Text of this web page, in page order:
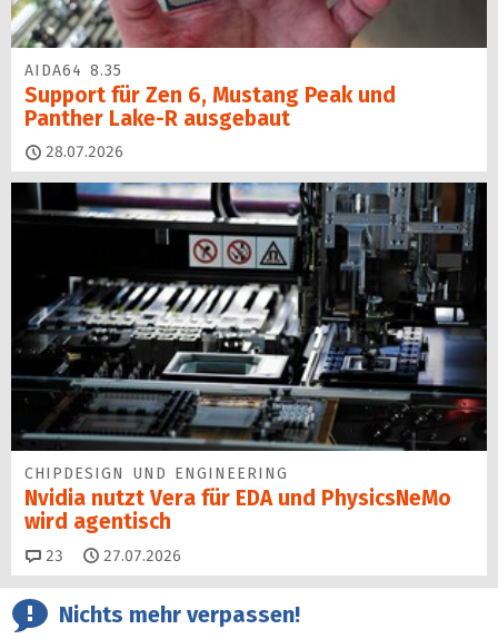
AIDA64 8.35
Support für Zen 6, Mustang Peak und
Panther Lake-R ausgebaut
28.07.2026
CHIPDESIGN UND ENGINEERING
Nvidia nutzt Vera für EDA und PhysicsNeMo
wird agentisch
23 Kommentare
27.07.2026
Nichts mehr verpassen!